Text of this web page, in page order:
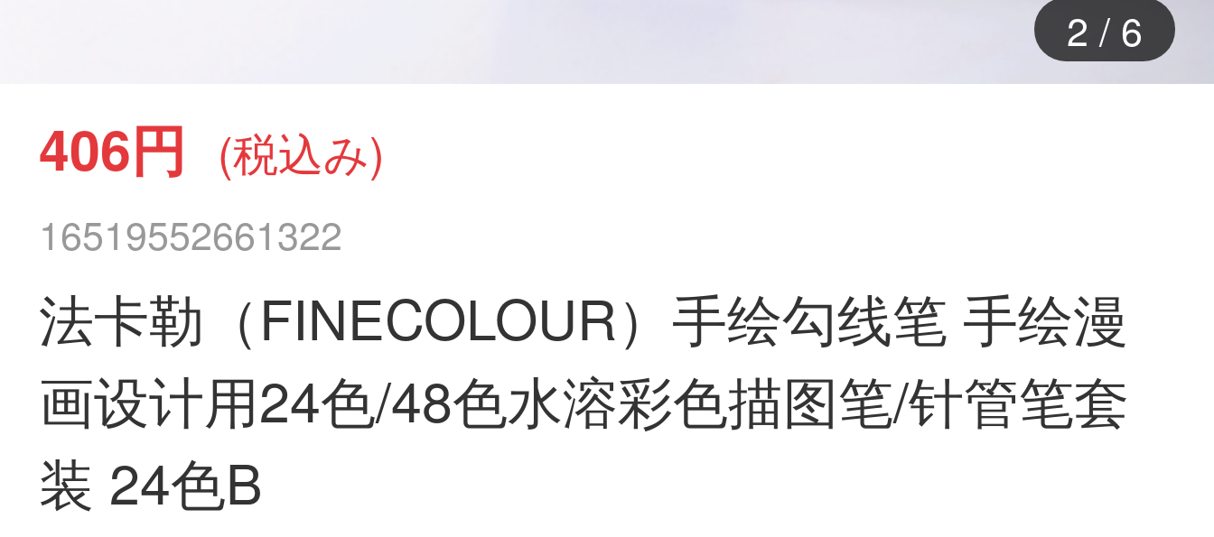
2 / 6
406円 (税込み)
16519552661322
法卡勒（FINECOLOUR）手绘勾线笔 手绘漫
画设计用24色/48色水溶彩色描图笔/针管笔套
装 24色B